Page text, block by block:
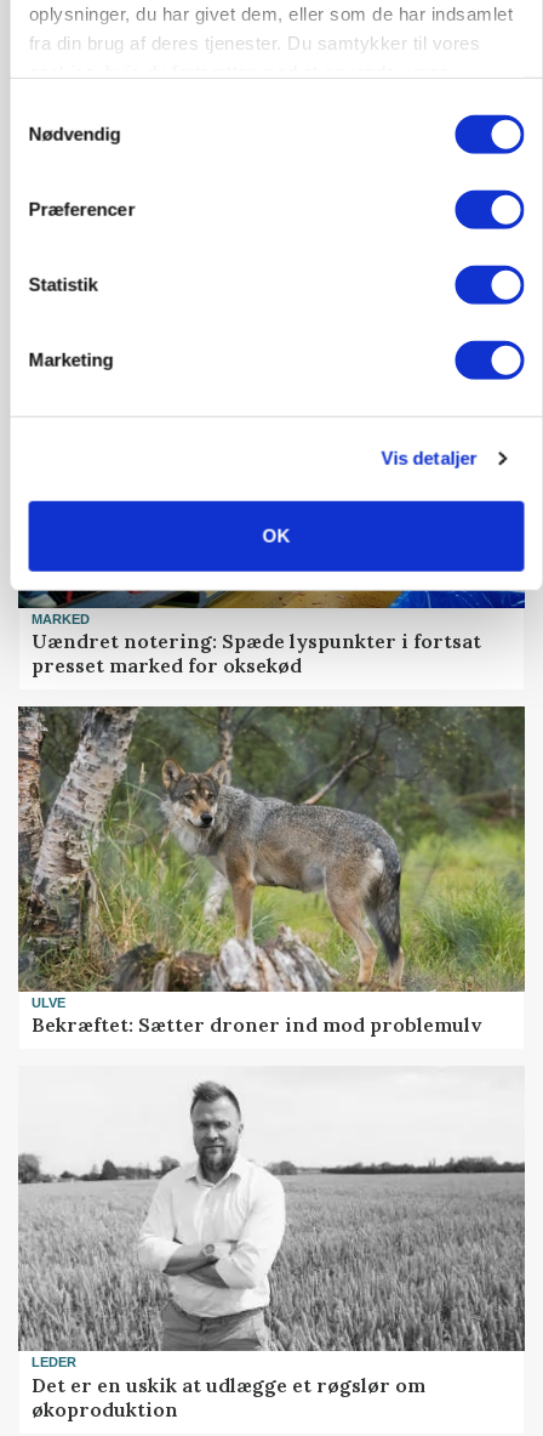
oplysninger, du har givet dem, eller som de har indsamlet
fra din brug af deres tjenester. Du samtykker til vores
Nødvendig
Præferencer
Statistik
Marketing
Vis detaljer
OK
KVÆG
Snart kan man søge tilskud til naturprojekter
PLANTER
MARKED
Uændret notering: Spæde lyspunkter i fortsat
presset marked for oksekød
ULVE
Bekræftet: Sætter droner ind mod problemulv
LEDER
Det er en uskik at udlægge et røgslør om
økoproduktion